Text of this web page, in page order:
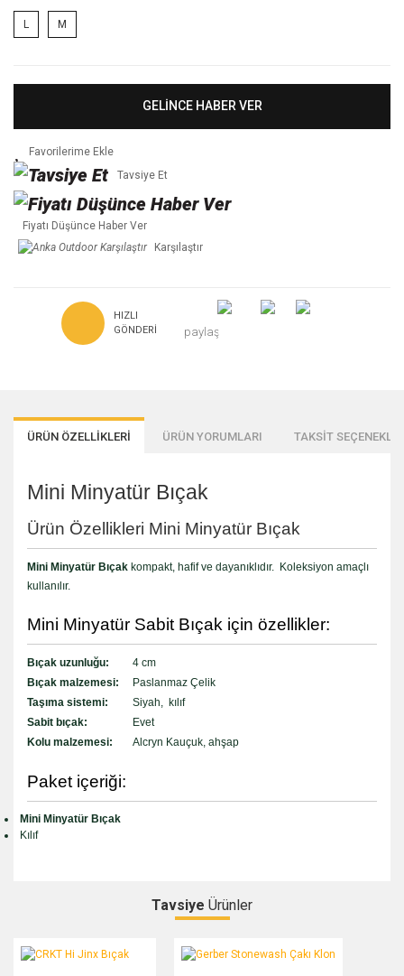
L M
GELİNCE HABER VER
Tavsiye Et
Fiyatı Düşünce Haber Ver
Karşılaştır
HIZLI
GÖNDERI
paylaş
ÜRÜN ÖZELLİKLERİ ÜRÜN YORUMLARI TAKSİT
Mini Minyatür Bıçak
Ürün Özellikleri Mini Minyatür Bıçak
Mini Minyatür Bıçak kompakt, hafif ve dayanıklıdır. Koleksiyon amaçlı
kullanılır.
Mini Minyatür Sabit Bıçak için özellikler:
Bıçak uzunluğu:
4 cm
Bıçak malzemesi:
Paslanmaz Çelik
Taşıma sistemi:
Siyah, kılıf
Sabit bıçak:
Evet
Kolu malzemesi:
Alcryn Kauçuk, ahşap
Paket içeriği:
Mini Minyatür Bıçak
Kılıf
Bu ürüne ilk yorumu siz yapın!
Tavsiye Ürünler
CRKT Hi Jinx Bıçak Gerber Stonewash Çakı Klon